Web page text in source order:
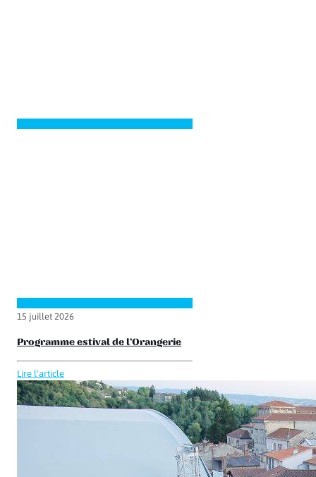
15 juillet 2026
Programme estival de l’Orangerie
Lire l'article